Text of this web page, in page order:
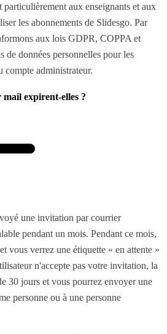
aux enseignants et aux
les abonnements de Slidesgo. Par
aux lois GDPR, COPPA et
de données personnelles pour les
compte administrateur.
expirent-elles ?
une invitation par courrier
pendant un mois. Pendant ce mois,
vous verrez une étiquette « en attente »
n'accepte pas votre invitation, la
30 jours et vous pourrez envoyer une
personne ou à une personne